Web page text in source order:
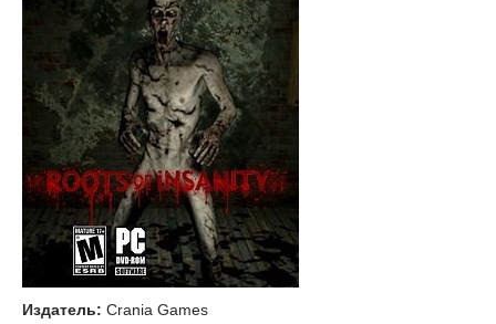
Издатель: Crania Games